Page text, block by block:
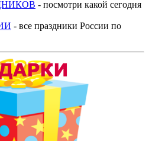
- посмотри какой сегодня
- все праздники России по